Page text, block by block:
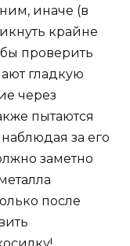
иначе (в
крайне
проверить
гладкую
через
пытаются
за его
заметно
после